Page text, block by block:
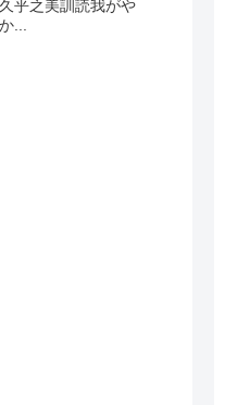
乎之美訓読我がや
...